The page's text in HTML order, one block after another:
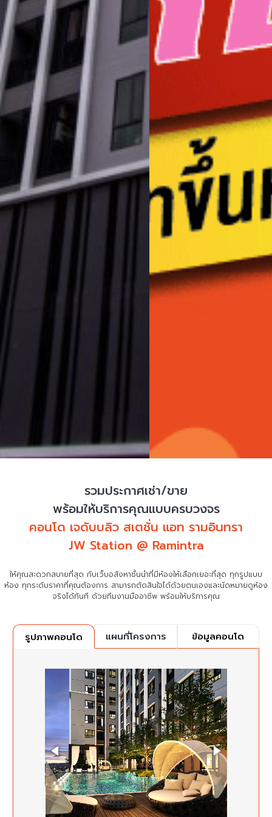
รวมประกาศเช่า/ขาย
พร้อมให้บริการคุณแบบครบวงจร
คอนโด เจดับบลิว สเตชั่น แอท รามอินทรา
JW Station @ Ramintra
ให้คุณสะดวกสบายที่สุด กับเว็บอสังหาชั้นนำที่มีห้องให้เลือกเยอะที่สุด ทุกรูปแบบ
ห้อง ทุกระดับราคาที่คุณต้องการ สามารถตัดสินใจได้ด้วยตนเองและนัดหมายดูห้อง
จริงได้ทันที ด้วยทีมงานมืออาชีพ พร้อมให้บริการคุณ
รูปภาพคอนโด แผนที่โครงการ ข้อมูลคอนโด